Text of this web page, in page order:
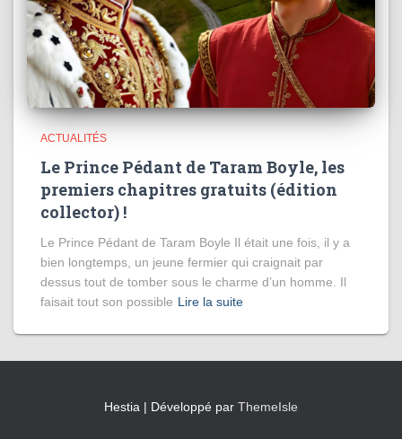
ACTUALITÉS
Le Prince Pédant de Taram Boyle, les
premiers chapitres gratuits (édition
collector) !
Le Prince Pédant de Taram Boyle Il était une fois, il y a
bien longtemps, un jeune fermier qui craignait par
dessus tout de tomber sous le charme d’un homme. Il
faisait tout son possible Lire la suite
Hestia | Développé par ThemeIsle